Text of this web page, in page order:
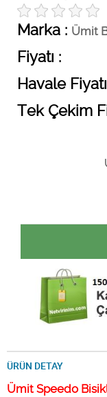
Marka : Ümit
Fiyatı :
Havale
Tek Çekim
ÜRÜN DETAY
Ümit Speedo